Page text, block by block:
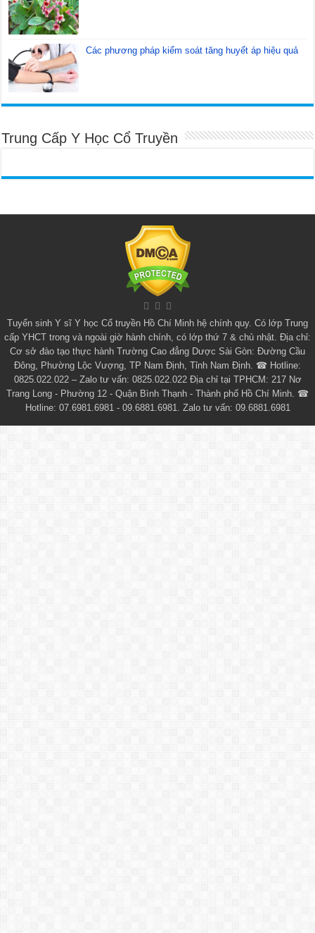
Các phương pháp kiểm soát tăng huyết áp hiệu quả
Trung Cấp Y Học Cổ Truyền
Tuyển sinh Y sĩ Y học Cổ truyền Hồ Chí Minh hệ chính quy. Có lớp Trung
cấp YHCT trong và ngoài giờ hành chính, có lớp thứ 7 & chủ nhật. Địa chỉ:
Cơ sở đào tạo thực hành Trường Cao đẳng Dược Sài Gòn: Đường Cầu
Đông, Phường Lộc Vượng, TP Nam Định, Tỉnh Nam Định. ☎ Hotline:
0825.022.022 – Zalo tư vấn: 0825.022.022 Địa chỉ tại TPHCM: 217 Nơ
Trang Long - Phường 12 - Quận Bình Thạnh - Thành phố Hồ Chí Minh. ☎
Hotline: 07.6981.6981 - 09.6881.6981. Zalo tư vấn: 09.6881.6981